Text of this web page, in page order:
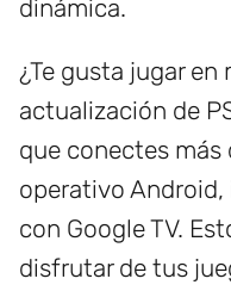
dinámica.
¿Te gusta jugar
actualización de
que conectes
operativo
con Google TV.
disfrutar de tus